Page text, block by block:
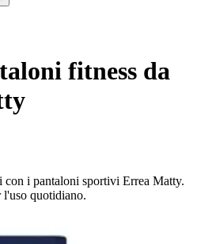
fitness da
con i pantaloni sportivi Errea Matty.
l'uso quotidiano.